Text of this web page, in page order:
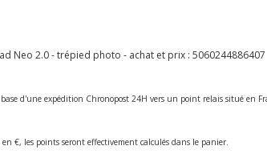
Neo 2.0 - trépied photo - achat et prix : 5060244886407
d'une expédition Chronopost 24H vers un point relais situé
€, les points seront effectivement calculés dans le panier.